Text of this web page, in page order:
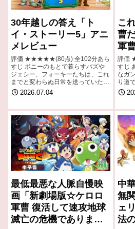
30年越しの答え「ト
イ・ストーリー5」アニ
メレビュー
評価 ★★★★★(80点) 全102分あら
すじ ボニーのもとで暮らすバズや
ジェシー、フォーキーたちは、これ
までと変わらぬ日常を送っていた。
しかし、最新型の電子タブレット
「リリーパッド」がやってきたこと
2026.07.04
こ
曹
軍
評価
すじ
なガ
り道
なこ
こは
最低最悪な人脈自慢映
画「新劇場版☆ケロロ
軍曹 復活して速攻地球
滅亡の危機でありま
中
無
ェ
法